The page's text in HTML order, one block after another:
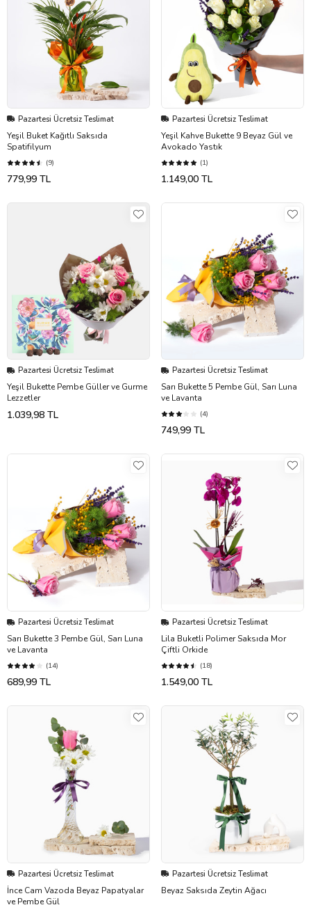
Pazartesi Ücretsiz Teslimat
Yeşil Buket Kağıtlı Saksıda
Spatifilyum
(9)
779,99 TL
Pazartesi Ücretsiz Teslimat
Yeşil Kahve Bukette 9 Beyaz Gül ve
Avokado Yastık
(1)
1.149,00 TL
Pazartesi Ücretsiz Teslimat
Yeşil Bukette Pembe Güller ve Gurme
Lezzetler
1.039,98 TL
Pazartesi Ücretsiz Teslimat
Sarı Bukette 5 Pembe Gül, Sarı Luna
ve Lavanta
(4)
749,99 TL
Pazartesi Ücretsiz Teslimat
Sarı Bukette 3 Pembe Gül, Sarı Luna
ve Lavanta
(14)
689,99 TL
Pazartesi Ücretsiz Teslimat
Lila Buketli Polimer Saksıda Mor
Çiftli Orkide
(18)
1.549,00 TL
Pazartesi Ücretsiz Teslimat
İnce Cam Vazoda Beyaz Papatyalar
ve Pembe Gül
Pazartesi Ücretsiz Teslimat
Beyaz Saksıda Zeytin Ağacı